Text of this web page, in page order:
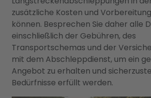
zusätzliche Kosten und
können. Besprechen Sie daher alle
einschließlich der Gebühren, des
Transportschemas und der
mit dem Abschleppdienst, um ein
Angebot zu erhalten und
Bedürfnisse erfüllt werden.